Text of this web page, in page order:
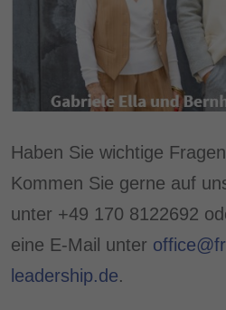
Haben Sie wichtige
Kommen Sie gerne auf
unter +49 170 8122692
eine E-Mail unter
leadership.de.